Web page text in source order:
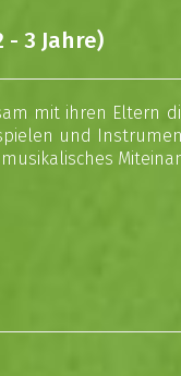
3 Jahre)
mit ihren Eltern
und